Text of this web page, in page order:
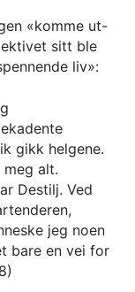
«komme ut-
sitt ble
liv»:
gikk helgene.
alt.
Destilj. Ved
jeg noen
bare en vei for